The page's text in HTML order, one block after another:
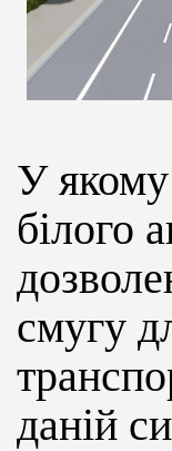
ОНЛАЙН
У якому
білого
смугу
даній